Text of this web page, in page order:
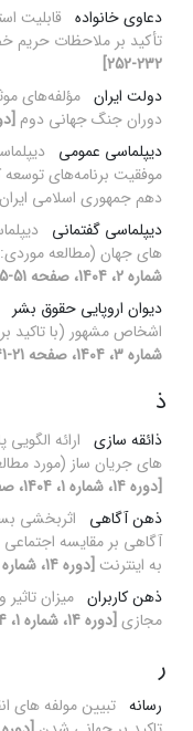
دعاوی خانواده قابلیت
تأکید بر ملاحظات
232-252]
دولت ایران مؤلفه‌های
دوران جنگ جهانی دوم [دوره 14،
دیپلماسی عمومی
موفقیت برنامه‌های توسعه
دهم جمهوری اسلامی
دیپلماسی گفتمانی
های جهان (مطالعه موردی:
شماره 2، 1404، صفحه 51-75]
دیوان اروپایی حقوق بشر
اشخاص مشهور (با تاکید
شماره 3، 1404، صفحه 21-41]
ذ
ذائقه سازی ارائه
های جریان ساز (مورد مطالعه برنامه
[دوره 14، شماره 1، 1404، صفحه 40-65]
ذهن آگاهی
اثربخشی
آگاهی بر مقایسه
به اینترنت [دوره 14، شماره 2، 1404، صفحه 266-286]
ذهن کاربران میزان
مجازی [دوره 14، شماره 1، 1404، صفحه 146-165]
ر
رسانه تبیین مولفه های